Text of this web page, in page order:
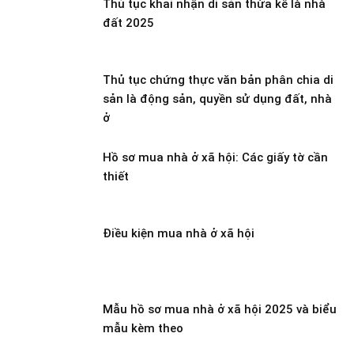
Thủ tục khai nhận di sản thừa kế là nhà
đất 2025
Thủ tục chứng thực văn bản phân chia di
sản là động sản, quyền sử dụng đất, nhà
ở
Hồ sơ mua nhà ở xã hội: Các giấy tờ cần
thiết
Điều kiện mua nhà ở xã hội
Mẫu hồ sơ mua nhà ở xã hội 2025 và biểu
mẫu kèm theo